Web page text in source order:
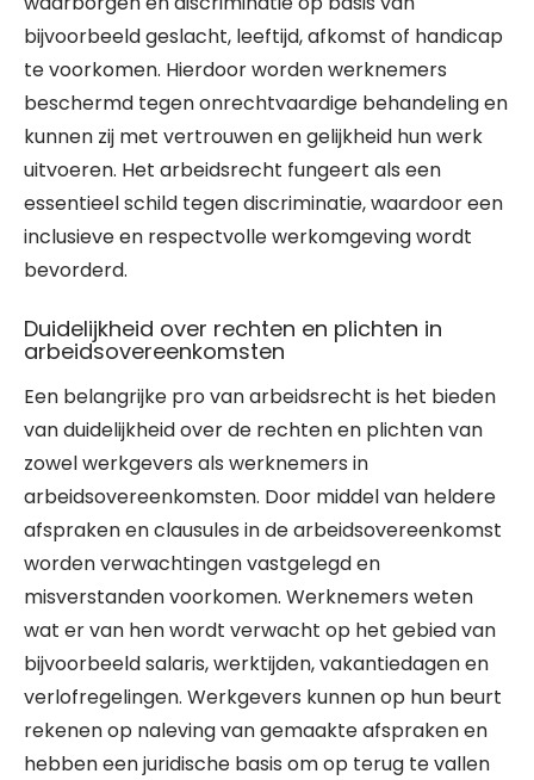
bijvoorbeeld geslacht, leeftijd, afkomst of handicap
te voorkomen. Hierdoor worden werknemers
beschermd tegen onrechtvaardige behandeling en
kunnen zij met vertrouwen en gelijkheid hun werk
uitvoeren. Het arbeidsrecht fungeert als een
essentieel schild tegen discriminatie, waardoor een
inclusieve en respectvolle werkomgeving wordt
bevorderd.
Duidelijkheid over rechten en plichten in
arbeidsovereenkomsten
Een belangrijke pro van arbeidsrecht is het bieden
van duidelijkheid over de rechten en plichten van
zowel werkgevers als werknemers in
arbeidsovereenkomsten. Door middel van heldere
afspraken en clausules in de arbeidsovereenkomst
worden verwachtingen vastgelegd en
misverstanden voorkomen. Werknemers weten
wat er van hen wordt verwacht op het gebied van
bijvoorbeeld salaris, werktijden, vakantiedagen en
verlofregelingen. Werkgevers kunnen op hun beurt
rekenen op naleving van gemaakte afspraken en
hebben een juridische basis om op terug te vallen